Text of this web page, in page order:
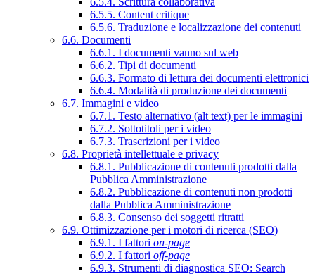
6.5.5. Content critique
6.5.6. Traduzione e localizzazione dei contenuti
6.6. Documenti
6.6.1. I documenti vanno sul web
6.6.2. Tipi di documenti
6.6.3. Formato di lettura dei documenti elettronici
6.6.4. Modalità di produzione dei documenti
6.7. Immagini e video
6.7.1. Testo alternativo (alt text) per le immagini
6.7.2. Sottotitoli per i video
6.7.3. Trascrizioni per i video
6.8. Proprietà intellettuale e privacy
6.8.1. Pubblicazione di contenuti prodotti dalla
Pubblica Amministrazione
6.8.2. Pubblicazione di contenuti non prodotti
dalla Pubblica Amministrazione
6.8.3. Consenso dei soggetti ritratti
6.9. Ottimizzazione per i motori di ricerca (SEO)
6.9.1. I fattori on-page
6.9.2. I fattori off-page
6.9.3. Strumenti di diagnostica SEO: Search